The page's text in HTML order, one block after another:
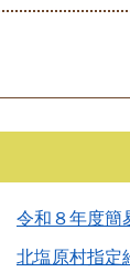
令和８年度簡
北塩原村指定